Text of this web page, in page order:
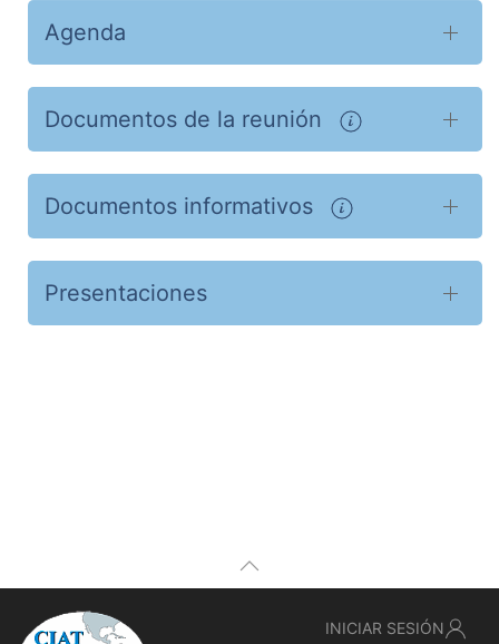
Agenda
Documentos de la reunión
Documentos informativos
Presentaciones
INICIAR SESIÓN